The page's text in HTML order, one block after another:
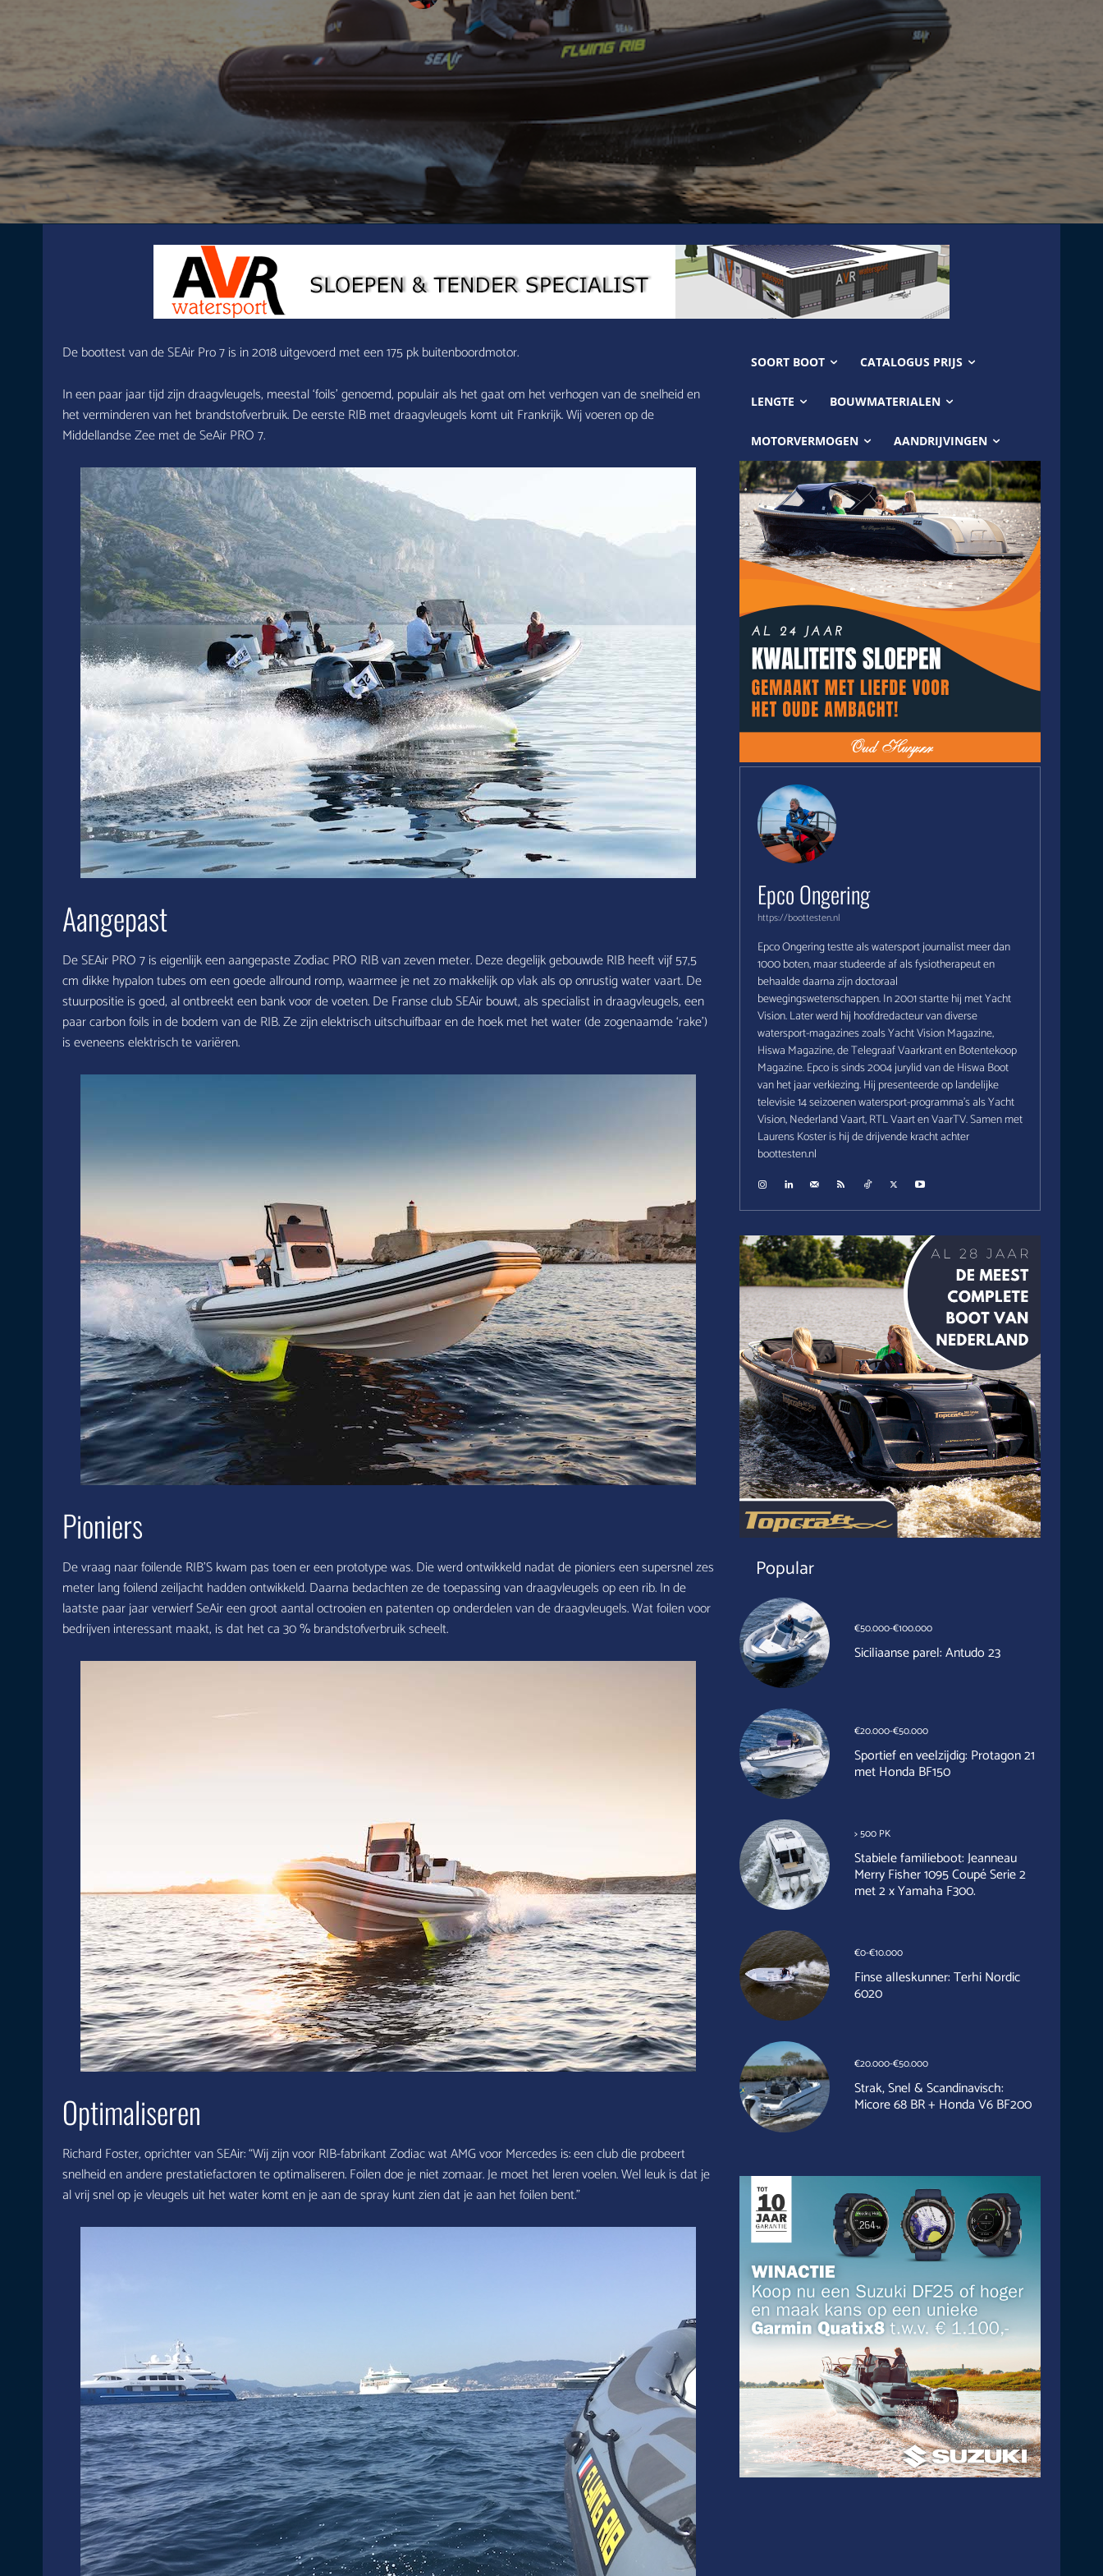
De boottest van de SEAir Pro 7 is in 2018 uitgevoerd met een 175 pk buitenboordmotor.
In een paar jaar tijd zijn draagvleugels, meestal ‘foils’ genoemd, populair als het gaat om het verhogen van de snelheid en
het verminderen van het brandstofverbruik. De eerste RIB met draagvleugels komt uit Frankrijk. Wij voeren op de
Middellandse Zee met de SeAir PRO 7.
Aangepast
De SEAir PRO 7 is eigenlijk een aangepaste Zodiac PRO RIB van zeven meter. Deze degelijk gebouwde RIB heeft vijf 57,5
cm dikke hypalon tubes om een goede allround romp, waarmee je net zo makkelijk op vlak als op onrustig water vaart. De
stuurpositie is goed, al ontbreekt een bank voor de voeten. De Franse club SEAir bouwt, als specialist in draagvleugels, een
paar carbon foils in de bodem van de RIB. Ze zijn elektrisch uitschuifbaar en de hoek met het water (de zogenaamde ‘rake’)
is eveneens elektrisch te variëren.
Pioniers
De vraag naar foilende RIB’S kwam pas toen er een prototype was. Die werd ontwikkeld nadat de pioniers een supersnel zes
meter lang foilend zeiljacht hadden ontwikkeld. Daarna bedachten ze de toepassing van draagvleugels op een rib. In de
laatste paar jaar verwierf SeAir een groot aantal octrooien en patenten op onderdelen van de draagvleugels. Wat foilen voor
bedrijven interessant maakt, is dat het ca 30 % brandstofverbruik scheelt.
Optimaliseren
Richard Foster, oprichter van SEAir: “Wij zijn voor RIB-fabrikant Zodiac wat AMG voor Mercedes is: een club die probeert
snelheid en andere prestatiefactoren te optimaliseren. Foilen doe je niet zomaar. Je moet het leren voelen. Wel leuk is dat je
al vrij snel op je vleugels uit het water komt en je aan de spray kunt zien dat je aan het foilen bent.”
SOORT BOOT CATALOGUS PRIJS
LENGTE BOUWMATERIALEN
MOTORVERMOGEN AANDRIJVINGEN
Epco Ongering
https://boottesten.nl
Epco Ongering testte als watersport journalist meer dan
1000 boten, maar studeerde af als fysiotherapeut en
behaalde daarna zijn doctoraal
bewegingswetenschappen. In 2001 startte hij met Yacht
Vision. Later werd hij hoofdredacteur van diverse
watersport-magazines zoals Yacht Vision Magazine,
Hiswa Magazine, de Telegraaf Vaarkrant en Botentekoop
Magazine. Epco is sinds 2004 jurylid van de Hiswa Boot
van het jaar verkiezing. Hij presenteerde op landelijke
televisie 14 seizoenen watersport-programma's als Yacht
Vision, Nederland Vaart, RTL Vaart en VaarTV. Samen met
Laurens Koster is hij de drijvende kracht achter
boottesten.nl
Popular
€50.000-€100.000
Siciliaanse parel: Antudo 23
€20.000-€50.000
Sportief en veelzijdig: Protagon 21
met Honda BF150
> 500 PK
Stabiele familieboot: Jeanneau
Merry Fisher 1095 Coupé Serie 2
met 2 x Yamaha F300.
€0-€10.000
Finse alleskunner: Terhi Nordic
6020
€20.000-€50.000
Strak, Snel & Scandinavisch:
Micore 68 BR + Honda V6 BF200